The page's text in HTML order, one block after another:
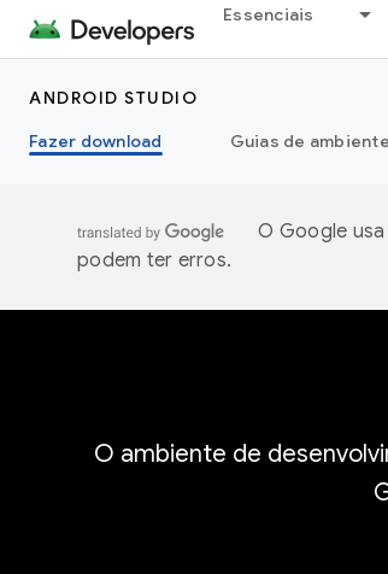
Essenciais
ANDROID STUDIO
Fazer download
Guias de
O Google
podem ter erros.
O ambiente de